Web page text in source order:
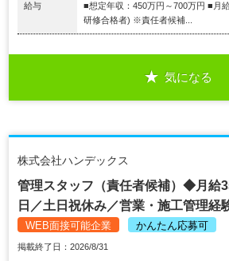
給与
■想定年収：450万円～700万円 ■月
研修合格者) ※責任者候補...
気になる
株式会社ハンデックス
管理スタッフ（責任者候補）◆月給
日／土日祝休み／営業・施工管理
WEB面接可能企業
かんたん応募可
掲載終了日：2026/8/31